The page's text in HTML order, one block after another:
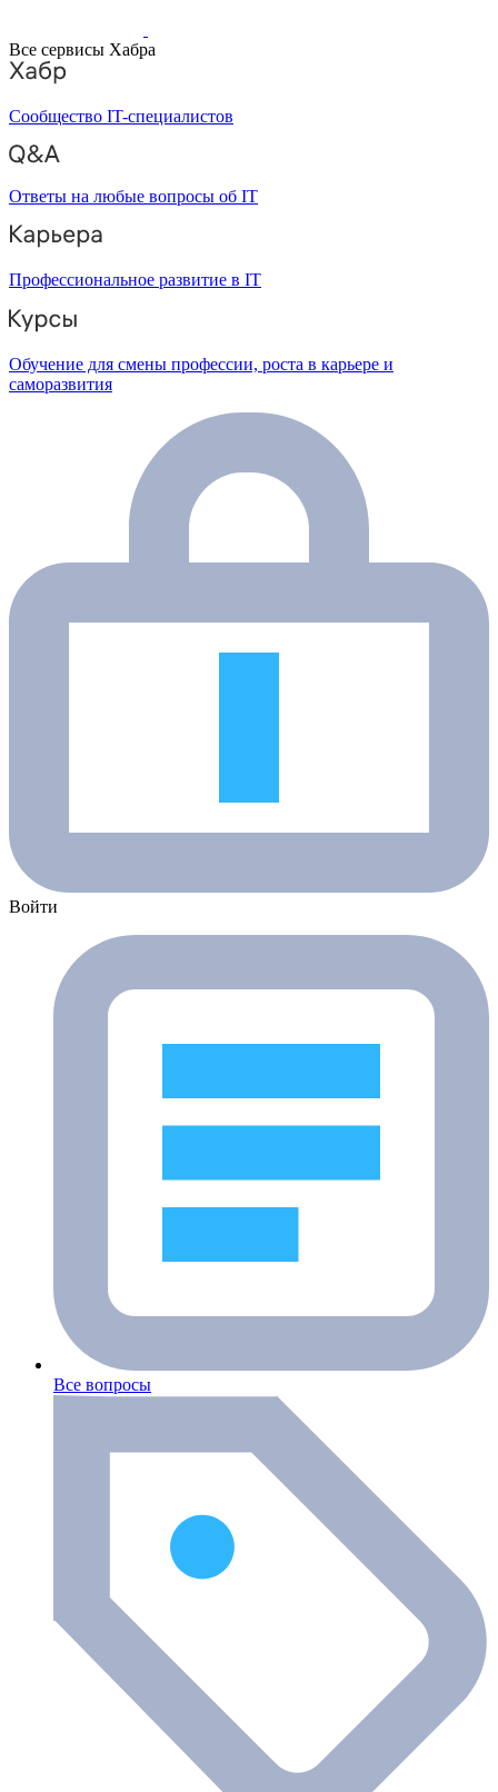
Все сервисы Хабра
Сообщество IT-специалистов
Ответы на любые вопросы об IT
Профессиональное развитие в IT
Обучение для смены профессии, роста в карьере и
саморазвития
Войти
Все вопросы